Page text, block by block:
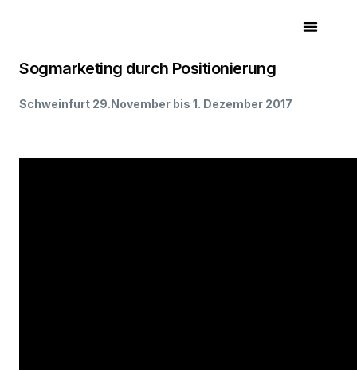
Sogmarketing durch Positionierung
Schweinfurt 29.November bis 1. Dezember 2017